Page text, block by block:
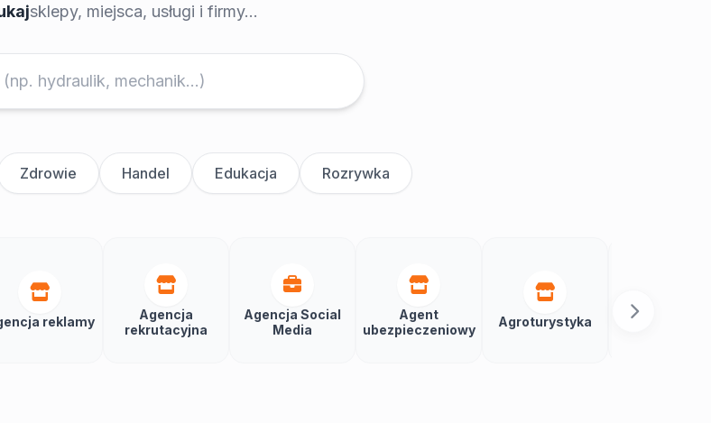
sklepy, miejsca, usługi i firmy...
Zdrowie Handel Edukacja Rozrywka
reklamy
Agencja
rekrutacyjna
Agencja Social
Media
Agent
ubezpieczeniowy
Agroturystyka